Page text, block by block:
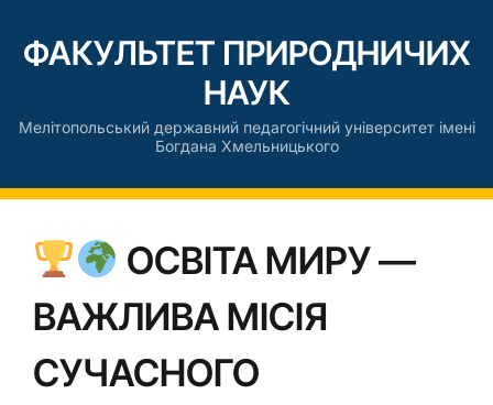
ФАКУЛЬТЕТ ПРИРОДНИЧИХ
НАУК
Мелітопольський державний педагогічний університет імені
Богдана Хмельницького
ОСВІТА МИРУ —
ВАЖЛИВА МІСІЯ
СУЧАСНОГО